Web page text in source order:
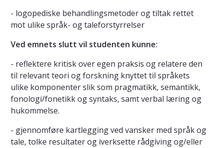
- logopediske behandlingsmetoder og tiltak rettet
mot ulike språk- og taleforstyrrelser
Ved emnets slutt vil studenten kunne:
- reflektere kritisk over egen praksis og relatere den
til relevant teori og forskning knyttet til språkets
ulike komponenter slik som pragmatikk, semantikk,
fonologi/fonetikk og syntaks, samt verbal læring og
hukommelse.
- gjennomføre kartlegging ved vansker med språk og
tale, tolke resultater og iverksette rådgiving og/eller